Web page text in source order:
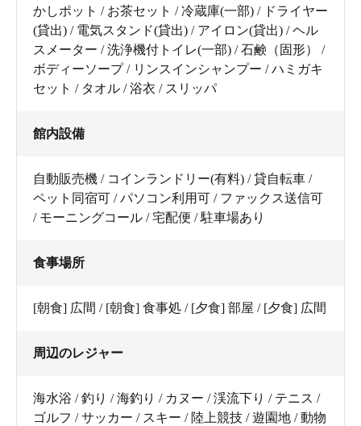
かしポット / お茶セット / 冷蔵庫(一部) / ドライヤー
(貸出) / 電気スタンド(貸出) / アイロン(貸出) / ヘル
スメーター / 洗浄機付トイレ(一部) / 石鹸（固形） /
ボディーソープ / リンスインシャンプー / ハミガキ
セット / タオル / 浴衣 / スリッパ
館内設備
自動販売機 / コインランドリー(有料) / 貸自転車 /
ペット同宿可 / パソコン利用可 / ファックス送信可
/ モーニングコール / 宅配便 / 駐車場あり
食事場所
[朝食] 広間 / [朝食] 食事処 / [夕食] 部屋 / [夕食] 広間
周辺のレジャー
海水浴 / 釣り / 海釣り / カヌー / 渓流下り / テニス /
ゴルフ / サッカー / スキー / 陸上競技 / 遊園地 / 動物